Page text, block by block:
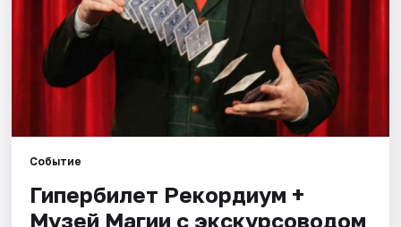
Экскурсии
Спорт
Города
Событие
Гипербилет Рекордиум +
Музей Магии с экскурсоводом